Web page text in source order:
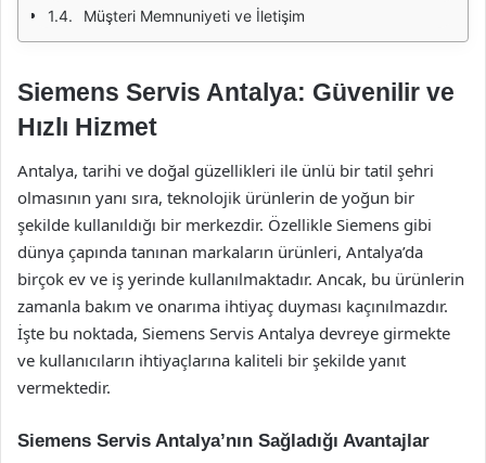
Müşteri Memnuniyeti ve İletişim
Siemens Servis Antalya: Güvenilir ve
Hızlı Hizmet
Antalya, tarihi ve doğal güzellikleri ile ünlü bir tatil şehri
olmasının yanı sıra, teknolojik ürünlerin de yoğun bir
şekilde kullanıldığı bir merkezdir. Özellikle Siemens gibi
dünya çapında tanınan markaların ürünleri, Antalya’da
birçok ev ve iş yerinde kullanılmaktadır. Ancak, bu ürünlerin
zamanla bakım ve onarıma ihtiyaç duyması kaçınılmazdır.
İşte bu noktada, Siemens Servis Antalya devreye girmekte
ve kullanıcıların ihtiyaçlarına kaliteli bir şekilde yanıt
vermektedir.
Siemens Servis Antalya’nın Sağladığı Avantajlar